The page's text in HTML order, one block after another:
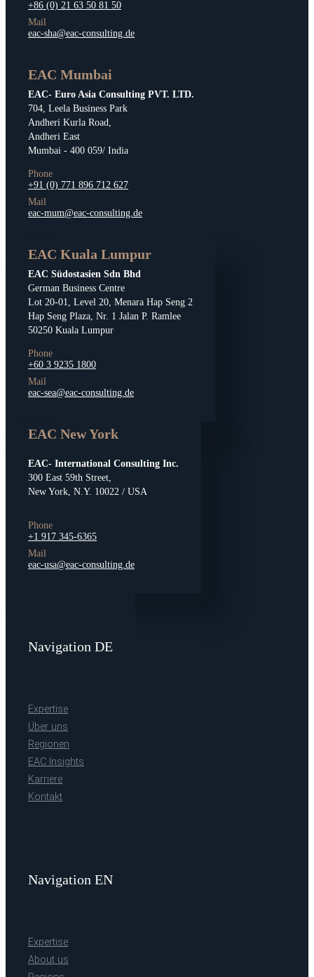
+86 (0) 21 63 50 81 50
Mail
eac-sha@eac-consulting.de
EAC Mumbai
EAC- Euro Asia Consulting PVT. LTD.
704, Leela Business Park
Andheri Kurla Road,
Andheri East
Mumbai - 400 059/ India
Phone
+91 (0) 771 896 712 627
Mail
eac-mum@eac-consulting.de
EAC Kuala Lumpur
EAC Südostasien Sdn Bhd
German Business Centre
Lot 20-01, Level 20, Menara Hap Seng 2
Hap Seng Plaza, Nr. 1 Jalan P. Ramlee
50250 Kuala Lumpur
Phone
+60 3 9235 1800
Mail
eac-sea@eac-consulting.de
EAC New York
EAC- International Consulting Inc.
300 East 59th Street,
New York, N.Y. 10022 / USA
Phone
+1 917 345-6365
Mail
eac-usa@eac-consulting.de
Navigation DE
Expertise
Über uns
Regionen
EAC Insights
Karriere
Kontakt
Navigation EN
Expertise
About us